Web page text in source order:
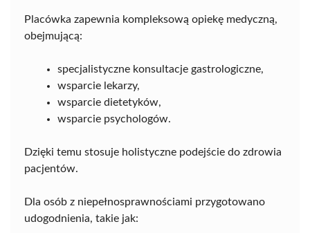
Placówka zapewnia kompleksową opiekę medyczną,
obejmującą:
specjalistyczne konsultacje gastrologiczne,
wsparcie lekarzy,
wsparcie dietetyków,
wsparcie psychologów.
Dzięki temu stosuje holistyczne podejście do zdrowia
pacjentów.
Dla osób z niepełnosprawnościami przygotowano
udogodnienia, takie jak: